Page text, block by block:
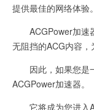
提供最佳的网络体验。
ACGPower加速
无阻挡的ACG内容，
因此，如果您是
ACGPower加速器。
它将成为您进入